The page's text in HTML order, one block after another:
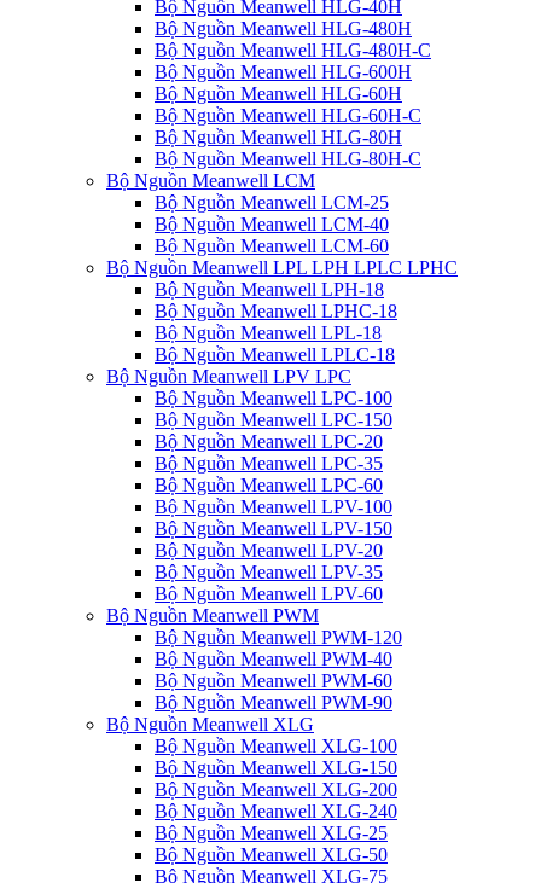
Bộ Nguồn Meanwell HLG-40H
Bộ Nguồn Meanwell HLG-480H
Bộ Nguồn Meanwell HLG-480H-C
Bộ Nguồn Meanwell HLG-600H
Bộ Nguồn Meanwell HLG-60H
Bộ Nguồn Meanwell HLG-60H-C
Bộ Nguồn Meanwell HLG-80H
Bộ Nguồn Meanwell HLG-80H-C
Bộ Nguồn Meanwell LCM
Bộ Nguồn Meanwell LCM-25
Bộ Nguồn Meanwell LCM-40
Bộ Nguồn Meanwell LCM-60
Bộ Nguồn Meanwell LPL LPH LPLC LPHC
Bộ Nguồn Meanwell LPH-18
Bộ Nguồn Meanwell LPHC-18
Bộ Nguồn Meanwell LPL-18
Bộ Nguồn Meanwell LPLC-18
Bộ Nguồn Meanwell LPV LPC
Bộ Nguồn Meanwell LPC-100
Bộ Nguồn Meanwell LPC-150
Bộ Nguồn Meanwell LPC-20
Bộ Nguồn Meanwell LPC-35
Bộ Nguồn Meanwell LPC-60
Bộ Nguồn Meanwell LPV-100
Bộ Nguồn Meanwell LPV-150
Bộ Nguồn Meanwell LPV-20
Bộ Nguồn Meanwell LPV-35
Bộ Nguồn Meanwell LPV-60
Bộ Nguồn Meanwell PWM
Bộ Nguồn Meanwell PWM-120
Bộ Nguồn Meanwell PWM-40
Bộ Nguồn Meanwell PWM-60
Bộ Nguồn Meanwell PWM-90
Bộ Nguồn Meanwell XLG
Bộ Nguồn Meanwell XLG-100
Bộ Nguồn Meanwell XLG-150
Bộ Nguồn Meanwell XLG-200
Bộ Nguồn Meanwell XLG-240
Bộ Nguồn Meanwell XLG-25
Bộ Nguồn Meanwell XLG-50
Bộ Nguồn Meanwell XLG-75